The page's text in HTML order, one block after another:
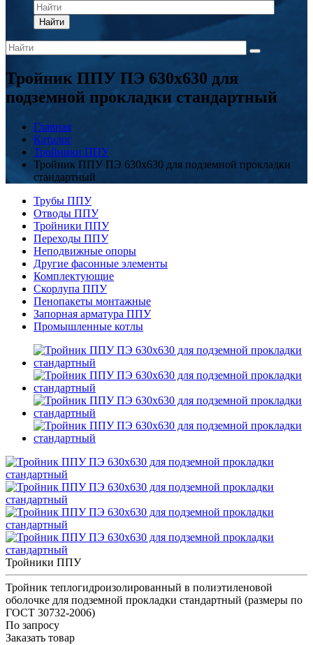
Найти
Тройник ППУ ПЭ 630x630 для
подземной прокладки стандартный
Главная
Каталог
Тройники ППУ
Тройник ППУ ПЭ 630x630 для подземной прокладки
стандартный
Трубы ППУ
Отводы ППУ
Тройники ППУ
Переходы ППУ
Неподвижные опоры
Другие фасонные элементы
Комплектующие
Скорлупа ППУ
Пенопакеты монтажные
Запорная арматура ППУ
Промышленные котлы
Тройники ППУ
Тройник теплогидроизолированный в полиэтиленовой
оболочке для подземной прокладки стандартный (размеры по
ГОСТ 30732-2006)
По запросу
Заказать товар